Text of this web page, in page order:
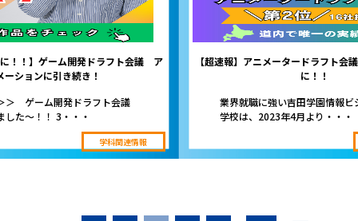
！！】ゲーム開発ドラフト会議 ア
ーションに引き続き！
＞ ゲーム開発ドラフト会議
した～！！ 3・・・
学科関連情報
【超速報】アニメータードラフト
に！！
業界就職に強い吉田学園情報ビ
学校は、2023年4月より・・・